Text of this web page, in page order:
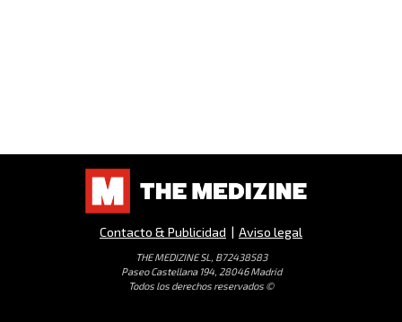
Contacto & Publicidad | Aviso legal
THE MEDIZINE SL, B72438583
Paseo Castellana 194, 28046 Madrid
Todos los derechos reservados ©